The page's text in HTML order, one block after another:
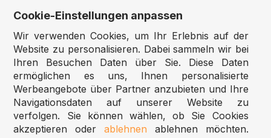
Unsere Shops
Deutschland:www.puzzle.de
Österreich:
www.puzzle.at
Belgien:www.puzzle.be
Großbritannien:www.jigsawpuzzle.co.uk
Großhandel / Reseller
Cookie-Einstellungen anpassen
Wir verwenden Cookies, um Ihr Erlebnis auf der
Website zu personalisieren. Dabei sammeln wir bei
Ihren Besuchen Daten über Sie. Diese Daten
ermöglichen es uns, Ihnen personalisierte
Werbeangebote über Partner anzubieten und Ihre
Navigationsdaten auf unserer Website zu
verfolgen. Sie können wählen, ob Sie Cookies
akzeptieren oder ablehnen ablehnen möchten.